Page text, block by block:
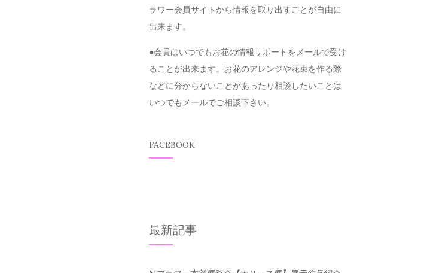
ラワー会員サイトから情報を取り出すことが自由に
出来ます。
●会員はいつでもお花の情報サポートをメールで受け
ることが出来ます。お花のアレンジや花束を作る際
などに分からないことがあったり相談したいことは
いつでもメールでご相談下さい。
FACEBOOK
最新記事